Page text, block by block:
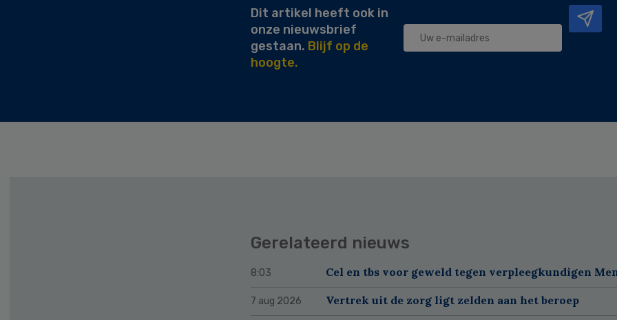
Dit artikel heeft ook in
onze nieuwsbrief
gestaan. Blijf op de
hoogte.
Gerelateerd nieuws
8:03 Cel en tbs voor geweld tegen verpleegkundigen
7 aug 2026 Vertrek uit de zorg ligt zelden aan het beroep